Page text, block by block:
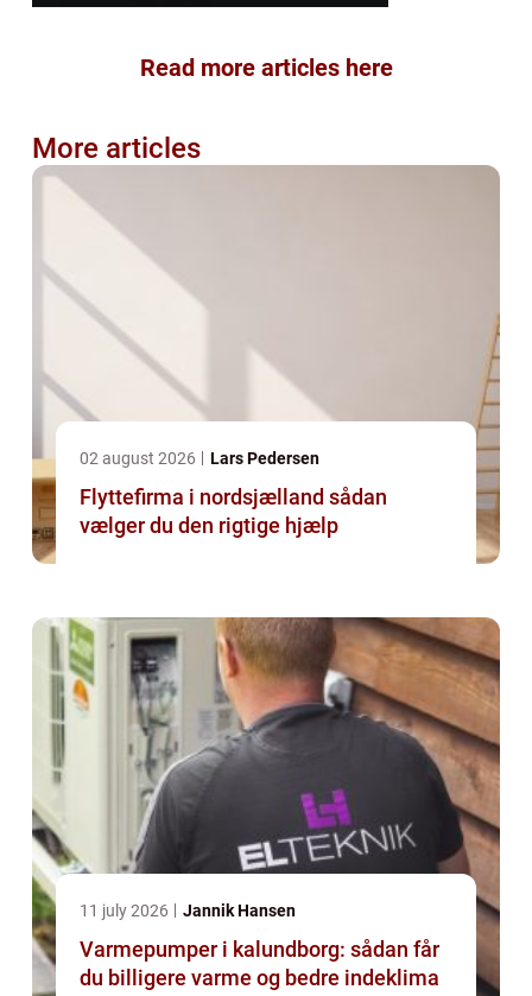
Read more articles here
More articles
02 august 2026 Lars Pedersen
Flyttefirma i nordsjælland sådan
vælger du den rigtige hjælp
11 july 2026 Jannik Hansen
Varmepumper i kalundborg: sådan får
du billigere varme og bedre indeklima